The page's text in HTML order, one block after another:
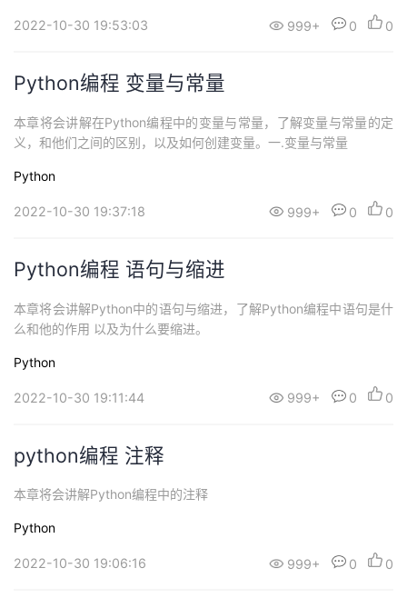
2022-10-30 19:53:03 999+ 0 0
Python编程 变量与常量
本章将会讲解在Python编程中的变量与常量，了解变量与常量的定
义，和他们之间的区别，以及如何创建变量。一.变量与常量
Python
2022-10-30 19:37:18 999+ 0 0
Python编程 语句与缩进
本章将会讲解Python中的语句与缩进，了解Python编程中语句是什
么和他的作用 以及为什么要缩进。
Python
2022-10-30 19:11:44 999+ 0 0
python编程 注释
本章将会讲解Python编程中的注释
Python
2022-10-30 19:06:16 999+ 0 0